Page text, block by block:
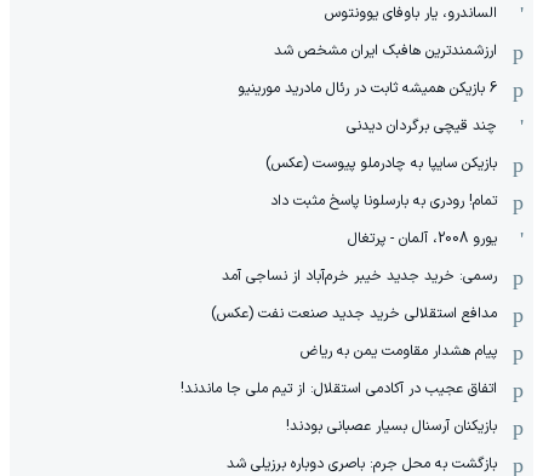
الساندرو، یار باوفای یوونتوس
ارزشمندترین هافبک ایران مشخص شد
6 بازیکن همیشه ثابت در رئال مادرید مورینیو
چند قیچی برگردان دیدنی
بازیکن سایپا به چادرملو پیوست (عکس)
تمام! رودری به بارسلونا پاسخ مثبت داد
یورو 2008، آلمان - پرتغال
رسمی: خرید جدید خیبر خرم‌آباد از نساجی آمد
مدافع استقلالی خرید جدید صنعت نفت (عکس)
پیام هشدار مقاومت یمن به ریاض
اتفاق عجیب در آکادمی استقلال: از تیم ملی جا ماندند!
بازیکنان آرسنال بسیار عصبانی بودند!
بازگشت به محل جرم: باصری دوباره برزیلی شد